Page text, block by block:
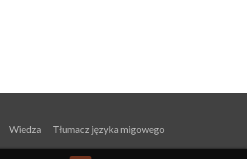
Wiedza
Tłumacz języka migowego